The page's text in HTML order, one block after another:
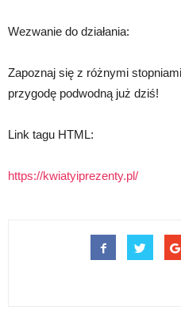
Wezwanie do działania:
Zapoznaj się z różnymi
przygodę podwodną już dziś!
Link tagu HTML:
https://kwiatyiprezenty.pl/